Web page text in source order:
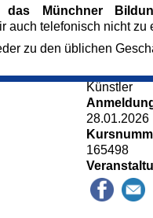
München
Künstler
28.01.2026
165498
Münchner
auch telefonisch nicht zu
zu den üblichen